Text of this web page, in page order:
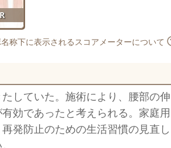
称下に表示されるスコアメーターについて
していた。施術により、腰部の伸
効であったと考えられる。家庭用
発防止のための生活習慣の見直し